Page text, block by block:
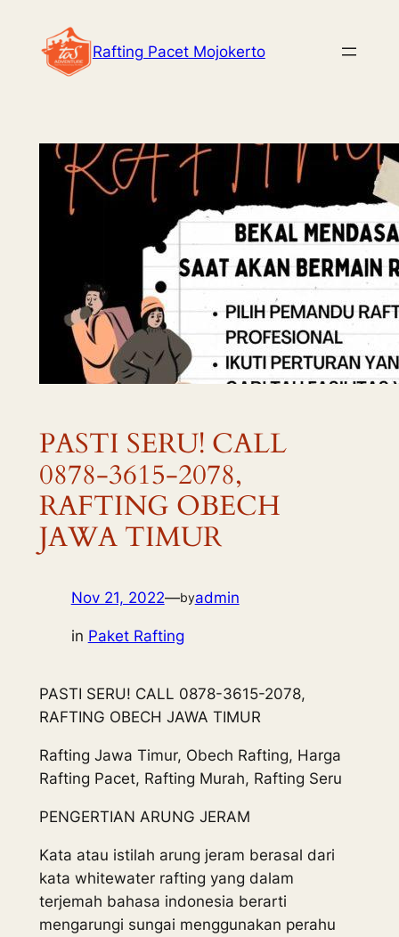
content
Rafting Pacet Mojokerto
PASTI SERU! CALL
0878-3615-2078,
RAFTING OBECH
JAWA TIMUR
Nov 21, 2022—byadmin
in Paket Rafting
PASTI SERU! CALL 0878-3615-2078,
RAFTING OBECH JAWA TIMUR
Rafting Jawa Timur, Obech Rafting, Harga
Rafting Pacet, Rafting Murah, Rafting Seru
PENGERTIAN ARUNG JERAM
Kata atau istilah arung jeram berasal dari
kata whitewater rafting yang dalam
terjemah bahasa indonesia berarti
mengarungi sungai menggunakan perahu